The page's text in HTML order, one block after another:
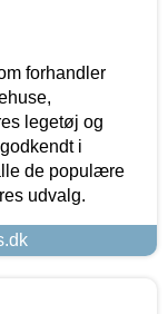
forhandler
legetøj og
i
de populære
udvalg.